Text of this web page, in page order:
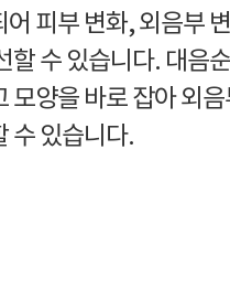
피부 변화, 외음부
할 수 있습니다. 대음
모양을 바로 잡아 외
수 있습니다.